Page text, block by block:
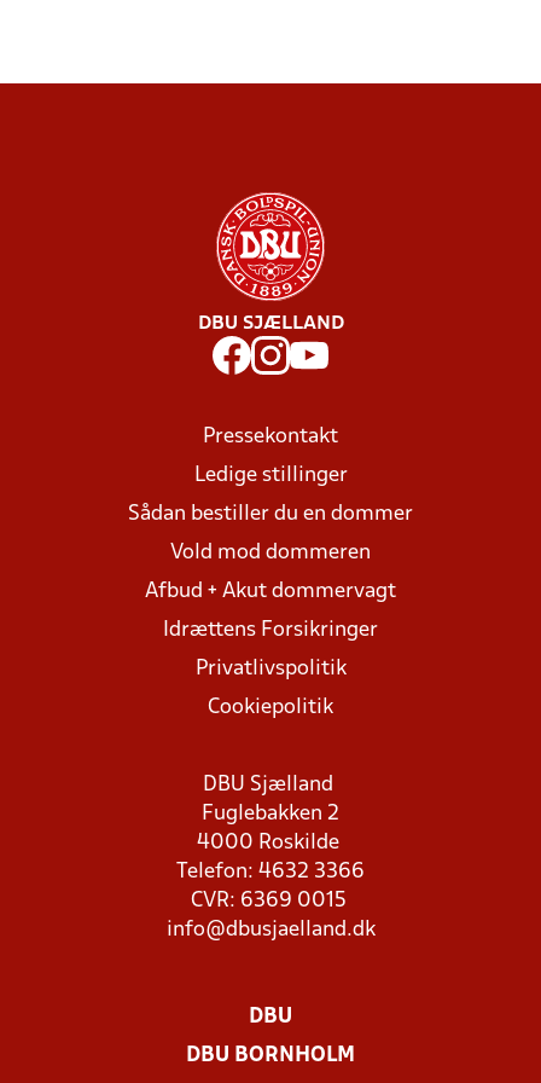
DBU SJÆLLAND
Pressekontakt
Ledige stillinger
Sådan bestiller du en dommer
Vold mod dommeren
Afbud + Akut dommervagt
Idrættens Forsikringer
Privatlivspolitik
Cookiepolitik
DBU Sjælland
Fuglebakken 2
4000 Roskilde
Telefon: 4632 3366
CVR: 6369 0015
info@dbusjaelland.dk
DBU
DBU BORNHOLM